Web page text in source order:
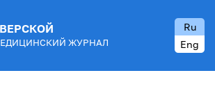
ЖУРНАЛ
Ru
Eng